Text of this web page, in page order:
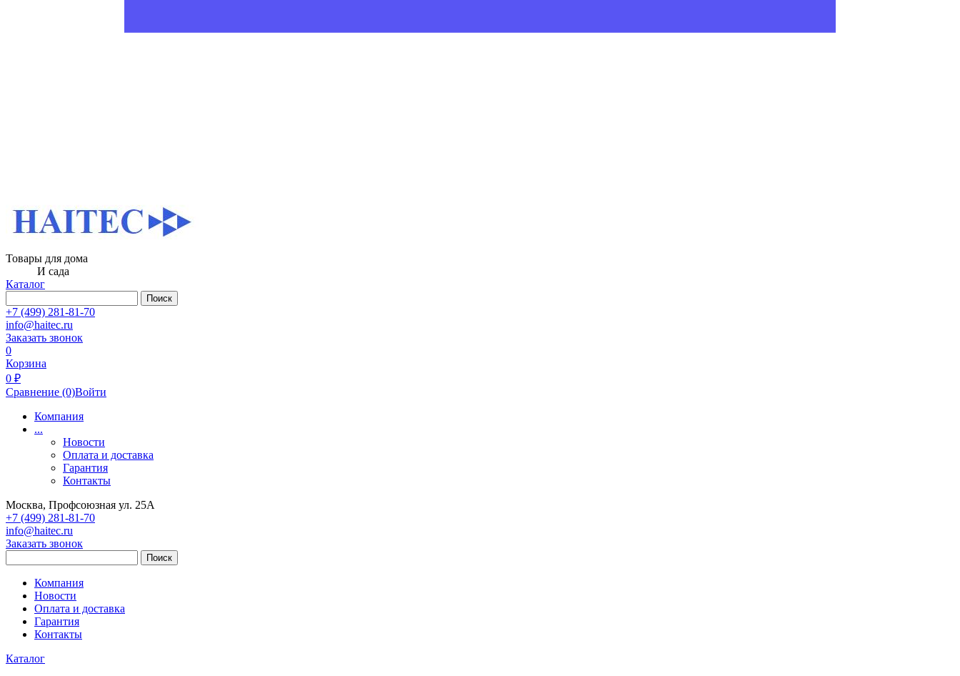
Товары для дома
И сада
Каталог
Поиск
+7 (499) 281-81-70
info@haitec.ru
Заказать звонок
0
Корзина
0 ₽
Сравнение (0)Войти
Компания
...
Новости
Оплата и доставка
Гарантия
Контакты
Москва, Профсоюзная ул. 25А
+7 (499) 281-81-70
info@haitec.ru
Заказать звонок
Поиск
Компания
Новости
Оплата и доставка
Гарантия
Контакты
Каталог